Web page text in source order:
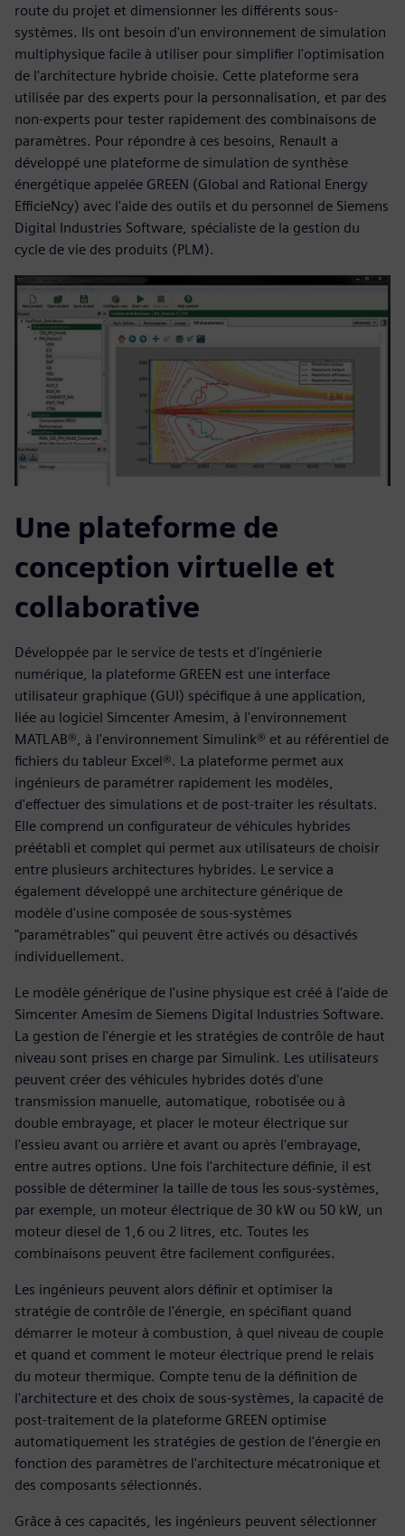
route du projet et dimensionner les différents sous-
systèmes. Ils ont besoin d'un environnement de simulation
multiphysique facile à utiliser pour simplifier l'optimisation
de l'architecture hybride choisie. Cette plateforme sera
utilisée par des experts pour la personnalisation, et par des
non-experts pour tester rapidement des combinaisons de
paramètres. Pour répondre à ces besoins, Renault a
développé une plateforme de simulation de synthèse
énergétique appelée GREEN (Global and Rational Energy
EfficieNcy) avec l'aide des outils et du personnel de Siemens
Digital Industries Software, spécialiste de la gestion du
cycle de vie des produits (PLM).
Une plateforme de
conception virtuelle et
collaborative
Développée par le service de tests et d'ingénierie
numérique, la plateforme GREEN est une interface
utilisateur graphique (GUI) spécifique à une application,
liée au logiciel Simcenter Amesim, à l'environnement
MATLAB®, à l'environnement Simulink® et au référentiel de
fichiers du tableur Excel®. La plateforme permet aux
ingénieurs de paramétrer rapidement les modèles,
d'effectuer des simulations et de post-traiter les résultats.
Elle comprend un configurateur de véhicules hybrides
préétabli et complet qui permet aux utilisateurs de choisir
entre plusieurs architectures hybrides. Le service a
également développé une architecture générique de
modèle d'usine composée de sous-systèmes
"paramétrables" qui peuvent être activés ou désactivés
individuellement.
Le modèle générique de l'usine physique est créé à l'aide de
Simcenter Amesim de Siemens Digital Industries Software.
La gestion de l'énergie et les stratégies de contrôle de haut
niveau sont prises en charge par Simulink. Les utilisateurs
peuvent créer des véhicules hybrides dotés d'une
transmission manuelle, automatique, robotisée ou à
double embrayage, et placer le moteur électrique sur
l'essieu avant ou arrière et avant ou après l'embrayage,
entre autres options. Une fois l'architecture définie, il est
possible de déterminer la taille de tous les sous-systèmes,
par exemple, un moteur électrique de 30 kW ou 50 kW, un
moteur diesel de 1,6 ou 2 litres, etc. Toutes les
combinaisons peuvent être facilement configurées.
Les ingénieurs peuvent alors définir et optimiser la
stratégie de contrôle de l'énergie, en spécifiant quand
démarrer le moteur à combustion, à quel niveau de couple
et quand et comment le moteur électrique prend le relais
du moteur thermique. Compte tenu de la définition de
l'architecture et des choix de sous-systèmes, la capacité de
post-traitement de la plateforme GREEN optimise
automatiquement les stratégies de gestion de l'énergie en
fonction des paramètres de l'architecture mécatronique et
des composants sélectionnés.
Grâce à ces capacités, les ingénieurs peuvent sélectionner